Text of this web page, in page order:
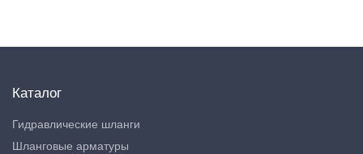
Каталог
Гидравлические шланги
Шланговые арматуры